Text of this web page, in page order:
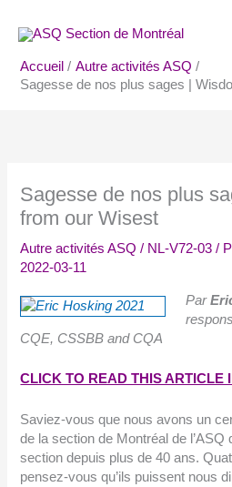
contenu
Accueil
Autre activités ASQ
Sagesse de nos plus sages |
Sagesse de nos plus
from our Wisest
Autre activités ASQ / NL-V72-03 /
2022-03-11
Par
CQE, CSSBB and CQA
CLICK TO READ THIS ARTICLE
Saviez-vous que nous avons un
de la section de Montréal de l’ASQ
section depuis plus de 40 ans.
pensez-vous qu’ils puissent nous